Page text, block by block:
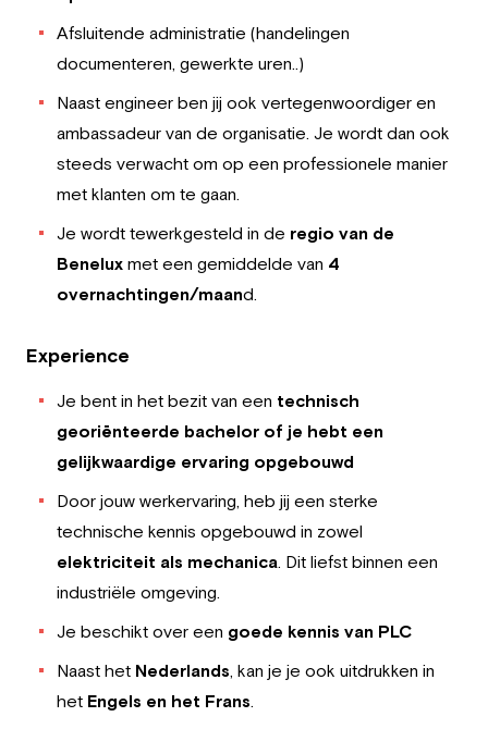
Afsluitende administratie (handelingen
documenteren, gewerkte uren..)
Naast engineer ben jij ook vertegenwoordiger en
ambassadeur van de organisatie. Je wordt dan ook
steeds verwacht om op een professionele manier
met klanten om te gaan.
Je wordt tewerkgesteld in de regio van de
Benelux met een gemiddelde van 4
overnachtingen/maand.
Experience
Je bent in het bezit van een technisch
georiënteerde bachelor of je hebt een
gelijkwaardige ervaring opgebouwd
Door jouw werkervaring, heb jij een sterke
technische kennis opgebouwd in zowel
elektriciteit als mechanica. Dit liefst binnen een
industriële omgeving.
Je beschikt over een goede kennis van PLC
Naast het Nederlands, kan je je ook uitdrukken in
het Engels en het Frans.